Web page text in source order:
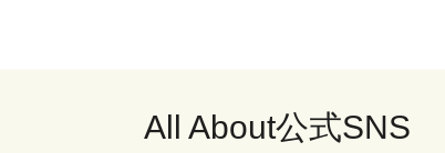
All About公式SNS